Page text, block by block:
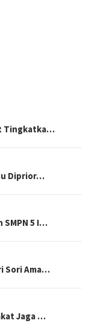
Tingkatka…
Diprior…
SMPN 5 I…
Sori Ama…
Jaga …